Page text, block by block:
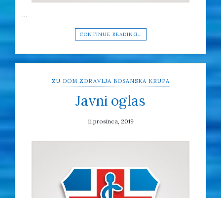
…
CONTINUE READING…
ZU DOM ZDRAVLJA BOSANSKA KRUPA
Javni oglas
11 prosinca, 2019